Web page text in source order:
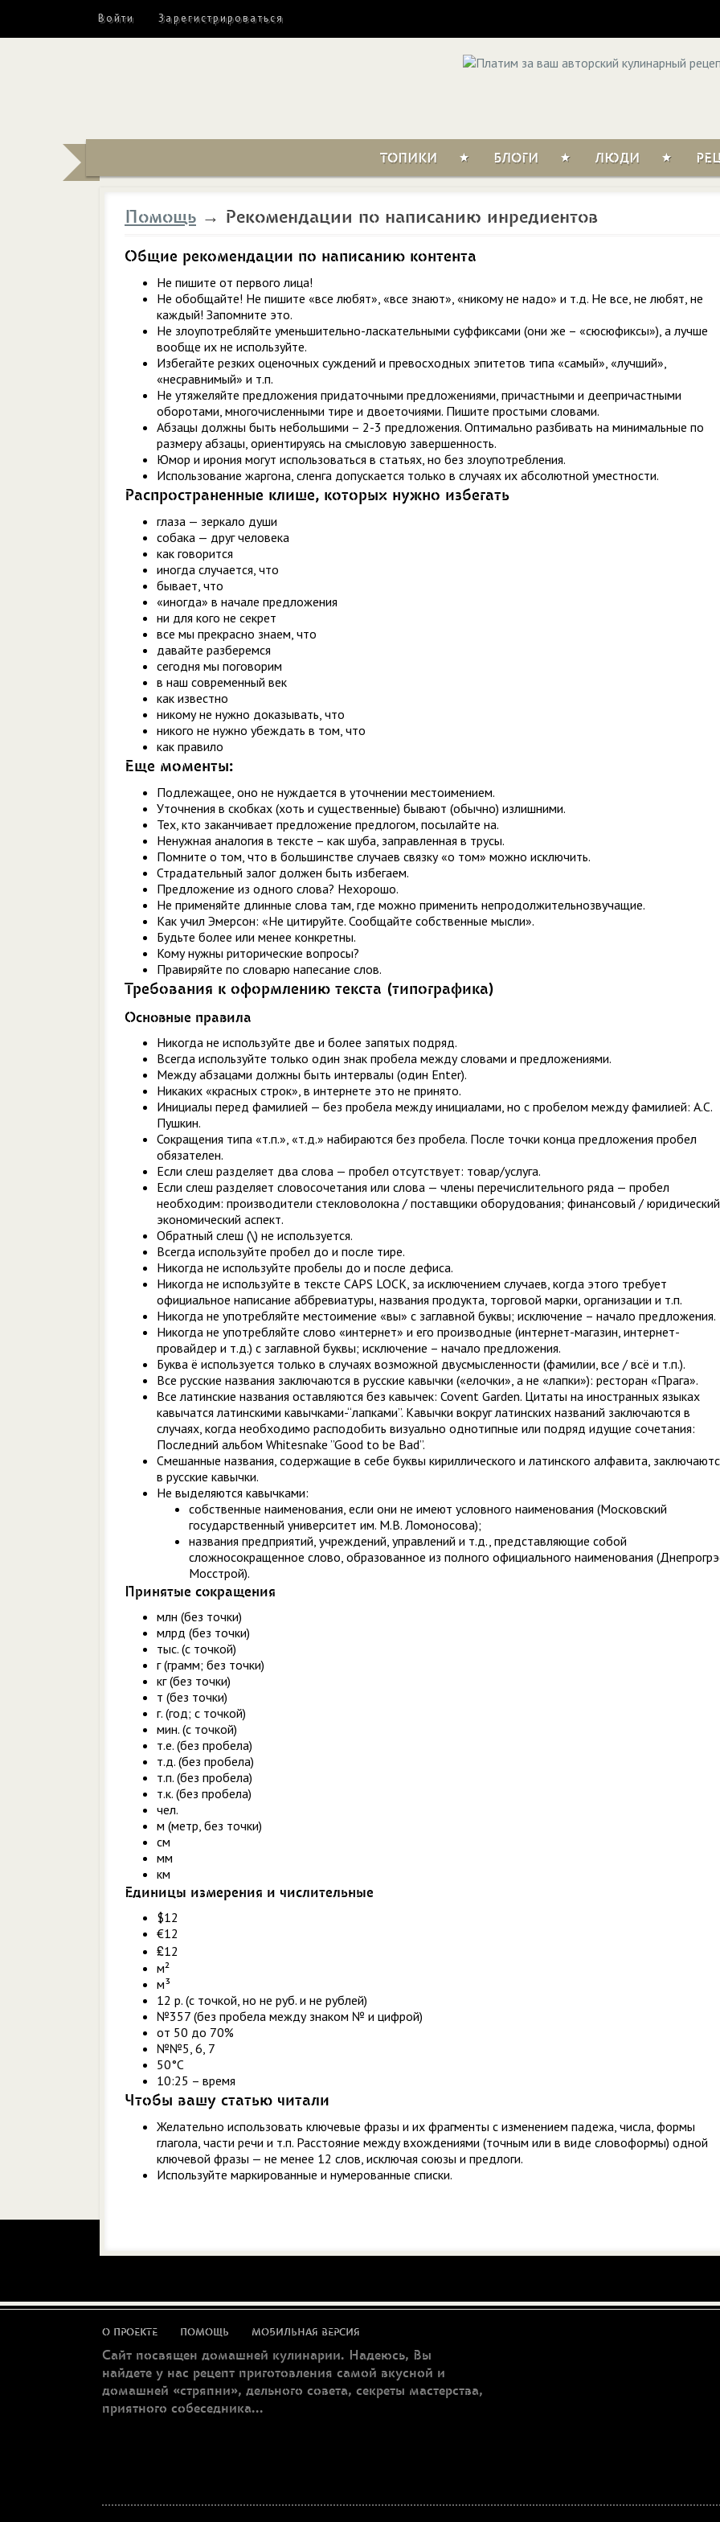
Войти Зарегистрироваться
ТОПИКИ БЛОГИ ЛЮДИ
Помощь → Рекомендации по написанию инредиентов
Общие рекомендации по написанию контента
Не пишите от первого лица!
Не обобщайте! Не пишите «все любят», «все знают», «никому не надо» и т.д. Не все, не любят, не
каждый! Запомните это.
Не злоупотребляйте уменьшительно-ласкательными суффиксами (они же – «сюсюфиксы»), а лучше
вообще их не используйте.
Избегайте резких оценочных суждений и превосходных эпитетов типа «самый», «лучший»,
«несравнимый» и т.п.
Не утяжеляйте предложения придаточными предложениями, причастными и деепричастными
оборотами, многочисленными тире и двоеточиями. Пишите простыми словами.
Абзацы должны быть небольшими – 2-3 предложения. Оптимально разбивать на минимальные по
размеру абзацы, ориентируясь на смысловую завершенность.
Юмор и ирония могут использоваться в статьях, но без злоупотребления.
Использование жаргона, сленга допускается только в случаях их абсолютной уместности.
Распространенные клише, которых нужно избегать
глаза — зеркало души
собака — друг человека
как говорится
иногда случается, что
бывает, что
«иногда» в начале предложения
ни для кого не секрет
все мы прекрасно знаем, что
давайте разберемся
сегодня мы поговорим
в наш современный век
как известно
никому не нужно доказывать, что
никого не нужно убеждать в том, что
как правило
Еще моменты:
Подлежащее, оно не нуждается в уточнении местоимением.
Уточнения в скобках (хоть и существенные) бывают (обычно) излишними.
Тех, кто заканчивает предложение предлогом, посылайте на.
Ненужная аналогия в тексте – как шуба, заправленная в трусы.
Помните о том, что в большинстве случаев связку «о том» можно исключить.
Страдательный залог должен быть избегаем.
Предложение из одного слова? Нехорошо.
Не применяйте длинные слова там, где можно применить непродолжительнозвучащие.
Как учил Эмерсон: «Не цитируйте. Сообщайте собственные мысли».
Будьте более или менее конкретны.
Кому нужны риторические вопросы?
Правиряйте по словарю напесание слов.
Требования к оформлению текста (типографика)
Основные правила
Никогда не используйте две и более запятых подряд.
Всегда используйте только один знак пробела между словами и предложениями.
Между абзацами должны быть интервалы (один Enter).
Никаких «красных строк», в интернете это не принято.
Инициалы перед фамилией — без пробела между инициалами, но с пробелом между фамилией: А.С.
Пушкин.
Сокращения типа «т.п.», «т.д.» набираются без пробела. После точки конца предложения пробел
обязателен.
Если слеш разделяет два слова — пробел отсутствует: товар/услуга.
Если слеш разделяет словосочетания или слова — члены перечислительного ряда — пробел
необходим: производители стекловолокна / поставщики оборудования; финансовый /
экономический аспект.
Обратный слеш (\) не используется.
Всегда используйте пробел до и после тире.
Никогда не используйте пробелы до и после дефиса.
Никогда не используйте в тексте CAPS LOCK, за исключением случаев, когда этого требует
официальное написание аббревиатуры, названия продукта, торговой марки, организации и т.п.
Никогда не употребляйте местоимение «вы» с заглавной буквы; исключение – начало предложения.
Никогда не употребляйте слово «интернет» и его производные (интернет-магазин, интернет-
провайдер и т.д.) с заглавной буквы; исключение – начало предложения.
Буква ё используется только в случаях возможной двусмысленности (фамилии, все / всё и т.п.).
Все русские названия заключаются в русские кавычки («елочки», а не «лапки»): ресторан «Прага».
Все латинские названия оставляются без кавычек: Covent Garden. Цитаты на иностранных языках
кавычатся латинскими кавычками-“лапками”. Кавычки вокруг латинских названий заключаются в
случаях, когда необходимо расподобить визуально однотипные или подряд идущие сочетания:
Последний альбом Whitesnake ”Good to be Bad”.
Смешанные названия, содержащие в себе буквы кириллического и латинского алфавита,
в русские кавычки.
Не выделяются кавычками:
собственные наименования, если они не имеют условного наименования (Московский
государственный университет им. М.В. Ломоносова);
названия предприятий, учреждений, управлений и т.д., представляющие собой
сложносокращенное слово, образованное из полного официального наименования
Мосстрой).
Принятые сокращения
млн (без точки)
млрд (без точки)
тыс. (с точкой)
г (грамм; без точки)
кг (без точки)
т (без точки)
г. (год; с точкой)
мин. (с точкой)
т.е. (без пробела)
т.д. (без пробела)
т.п. (без пробела)
т.к. (без пробела)
чел.
м (метр, без точки)
см
мм
км
Единицы измерения и числительные
$12
€12
₤12
м²
м³
12 р. (с точкой, но не руб. и не рублей)
№357 (без пробела между знаком № и цифрой)
от 50 до 70%
№№5, 6, 7
50°C
10:25 – время
Чтобы вашу статью читали
Желательно использовать ключевые фразы и их фрагменты с изменением падежа, числа, формы
глагола, части речи и т.п. Расстояние между вхождениями (точным или в виде словоформы) одной
ключевой фразы — не менее 12 слов, исключая союзы и предлоги.
Используйте маркированные и нумерованные списки.
О ПРОЕКТЕ ПОМОЩЬ МОБИЛЬНАЯ ВЕРСИЯ
Сайт посвящен домашней кулинарии. Надеюсь, Вы
найдете у нас рецепт приготовления самой вкусной и
домашней «стряпни», дельного совета, секреты мастерства,
приятного собеседника...